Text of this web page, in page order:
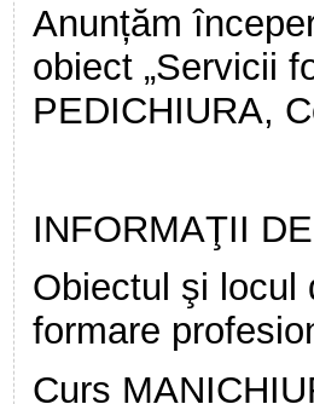
Anunțăm
obiect „Servicii
PEDICHIURA,
INFORMAŢII
Obiectul şi locul
formare
Curs